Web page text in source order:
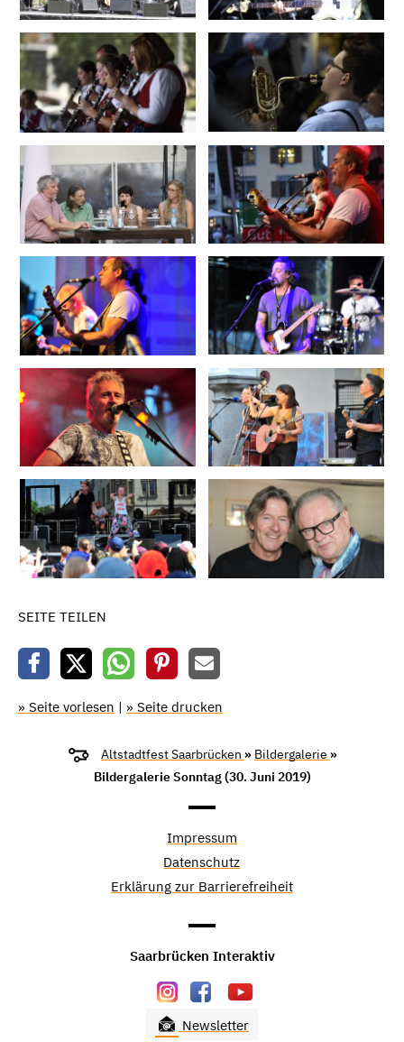
SEITE TEILEN
» Seite vorlesen | » Seite drucken
Altstadtfest Saarbrücken » Bildergalerie »
Bildergalerie Sonntag (30. Juni 2019)
Impressum
Datenschutz
Erklärung zur Barrierefreiheit
Saarbrücken Interaktiv
Newsletter